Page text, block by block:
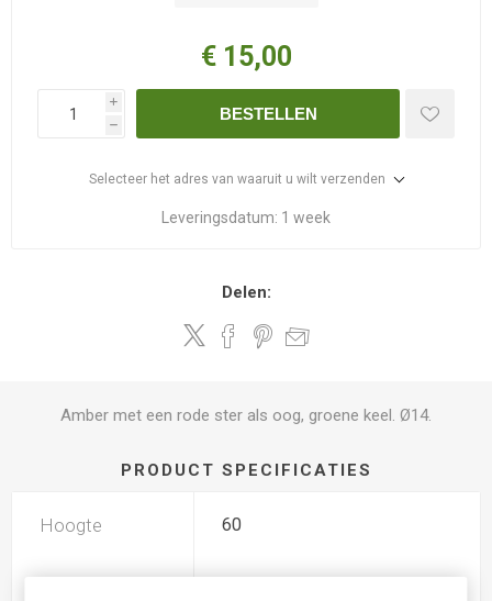
€ 15,00
i
h
BESTELLEN
Selecteer het adres van waaruit u wilt verzenden
Leveringsdatum: 1 week
Delen:
Amber met een rode ster als oog, groene keel. Ø14.
PRODUCT SPECIFICATIES
Hoogte 60